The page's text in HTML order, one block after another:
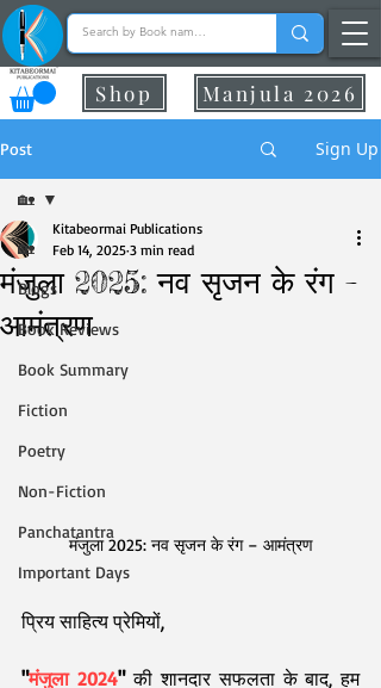
Manjula 2026
Shop
Post Sign Up
🏡
Blogs
Book Reviews
Book Summary
Fiction
Poetry
Non-Fiction
Panchatantra
Important Days
🏡
मंजुला 2025: नव सृजन के रंग –
आमंत्रण
Kitabeormai Publications
Feb 14, 2025 3 min read
मंजुला 2025: नव सृजन के रंग – आमंत्रण
प्रिय साहित्य प्रेमियों,
"मंजुला 2024"
की शानदार सफलता के बाद, हम